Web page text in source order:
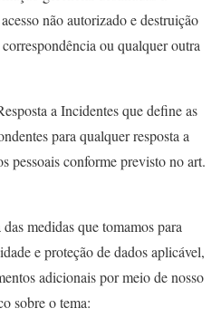
não autorizado e destruição
ou qualquer outra
a Incidentes que define as
para qualquer resposta a
pessoais conforme previsto no art.
medidas que tomamos para
e proteção de dados aplicável,
adicionais por meio de nosso
sobre o tema: